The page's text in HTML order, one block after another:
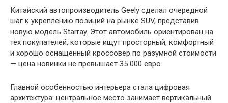
Китайский автопроизводитель Geely сделал очередной
шаг к укреплению позиций на рынке SUV, представив
новую модель Starray. Этот автомобиль ориентирован на
тех покупателей, которые ищут просторный, комфортный
и хорошо оснащённый кроссовер по разумной стоимости
— цена новинки не превышает 35 000 евро.
Главной особенностью интерьера стала цифровая
архитектура: центральное место занимает вертикальный